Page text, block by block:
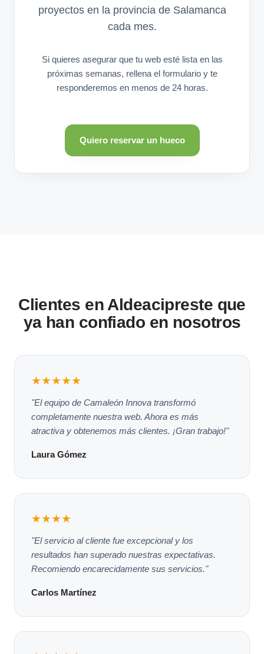
proyectos en la provincia de Salamanca
cada mes.
Si quieres asegurar que tu web esté lista en las
próximas semanas, rellena el formulario y te
responderemos en menos de 24 horas.
Quiero reservar un hueco
Clientes en Aldeacipreste que
ya han confiado en nosotros
★★★★★
"El equipo de Camaleón Innova transformó
completamente nuestra web. Ahora es más
atractiva y obtenemos más clientes. ¡Gran trabajo!"
Laura Gómez
★★★★
"El servicio al cliente fue excepcional y los
resultados han superado nuestras expectativas.
Recomiendo encarecidamente sus servicios."
Carlos Martínez